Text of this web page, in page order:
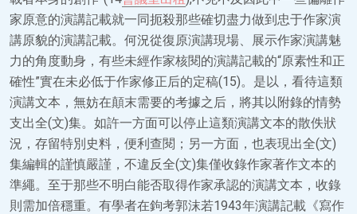
家原意的演講記載就一同扼殺那些確切盡力做到忠于作家演
講原貌的演講記載。何況從復原演講現場、展示作家演講魅
力的角度動身，有些未經作家核閱的演講記載的“原素性和正
確性”實在未必低于作家修正后的定稿(15)。是以，看待這類
演講文本，無妨在顛末需要的考據之后，將其以附錄的情勢
支出全(文)集。如許一方面可以停止這類演講文本的散佚狀
況，存留特別史料，便利查閱；另一方面，也表現出全(文)
集編輯的謹慎嚴謹，不違反全(文)集僅收錄作家著作文本的
準繩。至于那些不明白能否取得作家承認的演講文本，收錄
則需加倍穩重。有學者在鉤考郭沫若1943年演講記載《寫作